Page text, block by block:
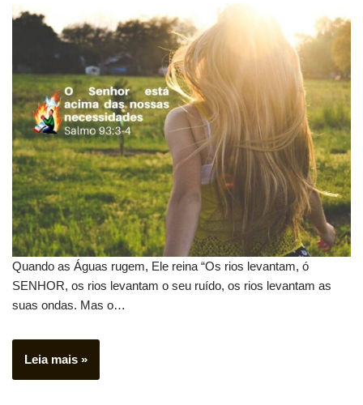
Quando as Águas rugem, Ele reina “Os rios levantam, ó
SENHOR, os rios levantam o seu ruído, os rios levantam as
suas ondas. Mas o…
Leia mais »